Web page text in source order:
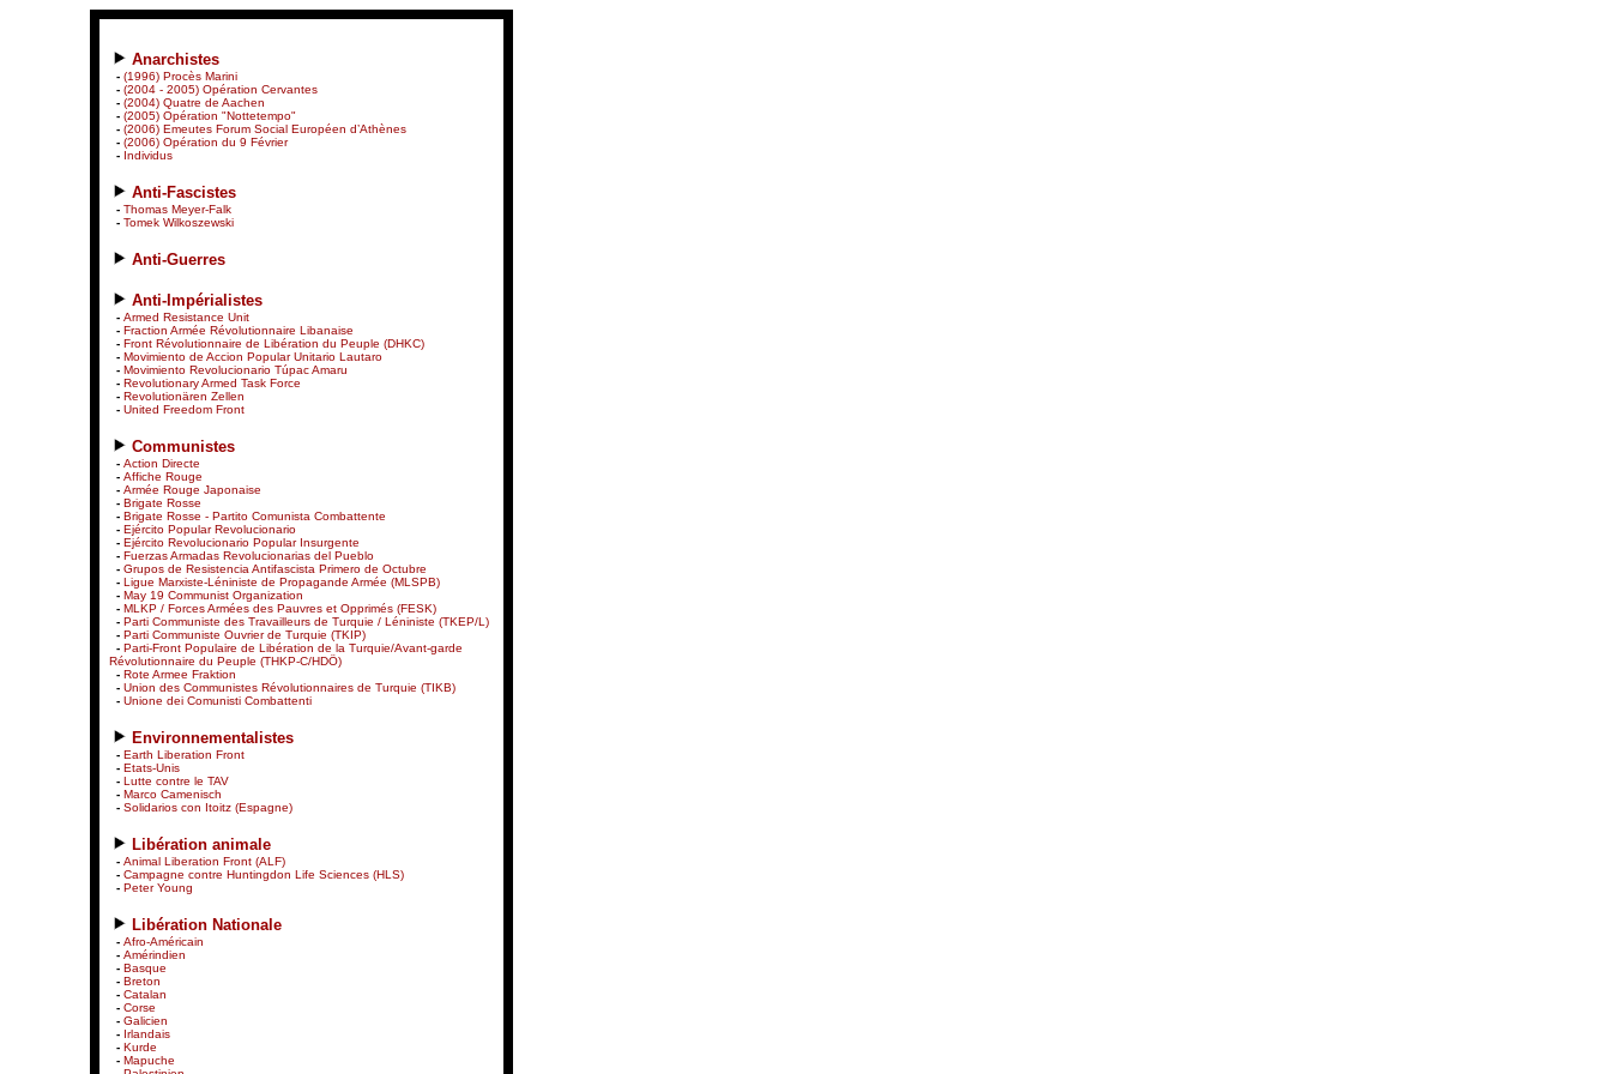
Anarchistes
- (1996) Procès Marini
- (2004 - 2005) Opération Cervantes
- (2004) Quatre de Aachen
- (2005) Opération "Nottetempo"
- (2006) Emeutes Forum Social Européen d’Athènes
- (2006) Opération du 9 Février
- Individus
Anti-Fascistes
- Thomas Meyer-Falk
- Tomek Wilkoszewski
Anti-Guerres
Anti-Impérialistes
- Armed Resistance Unit
- Fraction Armée Révolutionnaire Libanaise
- Front Révolutionnaire de Libération du Peuple (DHKC)
- Movimiento de Accion Popular Unitario Lautaro
- Movimiento Revolucionario Túpac Amaru
- Revolutionary Armed Task Force
- Revolutionären Zellen
- United Freedom Front
Communistes
- Action Directe
- Affiche Rouge
- Armée Rouge Japonaise
- Brigate Rosse
- Brigate Rosse - Partito Comunista Combattente
- Ejército Popular Revolucionario
- Ejército Revolucionario Popular Insurgente
- Fuerzas Armadas Revolucionarias del Pueblo
- Grupos de Resistencia Antifascista Primero de Octubre
- Ligue Marxiste-Léniniste de Propagande Armée (MLSPB)
- May 19 Communist Organization
- MLKP / Forces Armées des Pauvres et Opprimés (FESK)
- Parti Communiste des Travailleurs de Turquie / Léniniste (TKEP/L)
- Parti Communiste Ouvrier de Turquie (TKIP)
- Parti-Front Populaire de Libération de la Turquie/Avant-garde
Révolutionnaire du Peuple (THKP-C/HDÖ)
- Rote Armee Fraktion
- Union des Communistes Révolutionnaires de Turquie (TIKB)
- Unione dei Comunisti Combattenti
Environnementalistes
- Earth Liberation Front
- Etats-Unis
- Lutte contre le TAV
- Marco Camenisch
- Solidarios con Itoitz (Espagne)
Libération animale
- Animal Liberation Front (ALF)
- Campagne contre Huntingdon Life Sciences (HLS)
- Peter Young
Libération Nationale
- Afro-Américain
- Amérindien
- Basque
- Breton
- Catalan
- Corse
- Galicien
- Irlandais
- Kurde
- Mapuche